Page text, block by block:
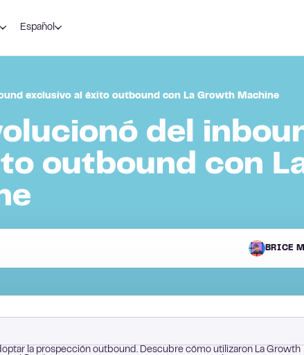
Español
exclusivo al éxito outbound con La Growth Machine
del
outbound con
BRICE
la prospección outbound. Descubre cómo utilizaron La Growth